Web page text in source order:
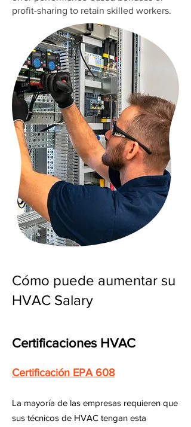
profit-sharing to retain skilled workers.
Cómo puede aumentar su
HVAC Salary
Certificaciones HVAC
Certificación EPA 608
La mayoría de las empresas requieren que
sus técnicos de HVAC tengan esta